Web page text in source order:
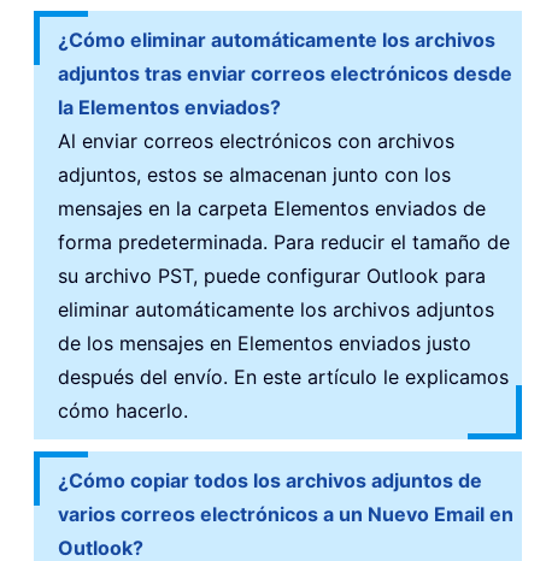
¿Cómo eliminar automáticamente los archivos
adjuntos tras enviar correos electrónicos desde
la Elementos enviados?
Al enviar correos electrónicos con archivos
adjuntos, estos se almacenan junto con los
mensajes en la carpeta Elementos enviados de
forma predeterminada. Para reducir el tamaño de
su archivo PST, puede configurar Outlook para
eliminar automáticamente los archivos adjuntos
de los mensajes en Elementos enviados justo
después del envío. En este artículo le explicamos
cómo hacerlo.
¿Cómo copiar todos los archivos adjuntos de
varios correos electrónicos a un Nuevo Email en
Outlook?